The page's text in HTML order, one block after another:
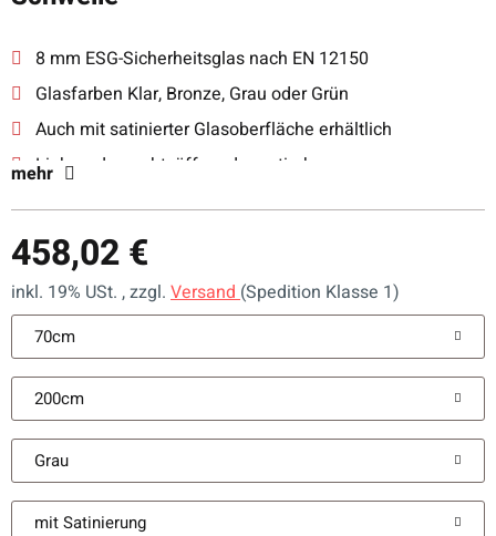
8 mm ESG-Sicherheitsglas nach EN 12150
Glasfarben Klar, Bronze, Grau oder Grün
Auch mit satinierter Glasoberfläche erhältlich
Links- oder rechtsöffnend montierbar
mehr
458,02 €
inkl. 19% USt. , zzgl. Versand(Spedition Klasse 1)
70cm
200cm
Grau
mit Satinierung